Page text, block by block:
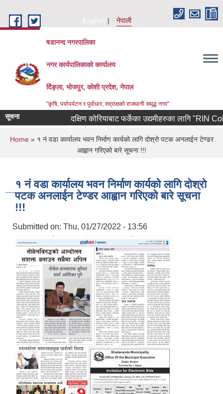
English
नेपाली
षडानन्द नगरपालिका
नगर कार्यपालिकाको कार्यालय
दिंङ्ला, भोजपुर, कोशी प्रदेश, नेपाल
"कृषि, पर्यापर्यटन र पूर्वाधार, रुद्राक्षको राजधानी समृद्ध नगर"
सूचना दक्षिण कोरियाबाट फर्केका उद्यमीहरुका लागि "RIN
You are here
Home» १ नं वडा कार्यालय भवन निर्माण कार्यको लागि दोश्रो पटक अनलाईन टेण्डर
आह्वान गरिएको बारे सूचना !!!
१ नं वडा कार्यालय भवन निर्माण कार्यको लागि दोश्रो
पटक अनलाईन टेण्डर आह्वान गरिएको बारे सूचना
!!!
Submitted on: Thu, 01/27/2022 - 13:56